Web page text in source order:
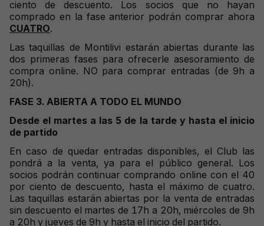
ciento de descuento. Los socios que no hayan
comprado en la fase anterior podrán comprar ahora
CUATRO.
Las taquillas de Montilivi estarán abiertas durante las
dos primeras fases para ofrecerle asesoramiento de
compra online. NO para comprar entradas (de 9h a
20h).
FASE 3. ABIERTA A TODO EL MUNDO
Desde el martes a las 5 de la tarde y hasta el inicio
de partido
En caso de quedar entradas disponibles, el Club las
pondrá a la venta, ya para el público general. Los
socios podrán continuar comprando online con el 40
por ciento de descuento, hasta el máximo de cuatro.
Las taquillas estarán abiertas por la venta de entradas
sin descuento el martes de 17h a 20h, miércoles de 9h
a 20h y jueves de 9h y hasta el inicio del partido.